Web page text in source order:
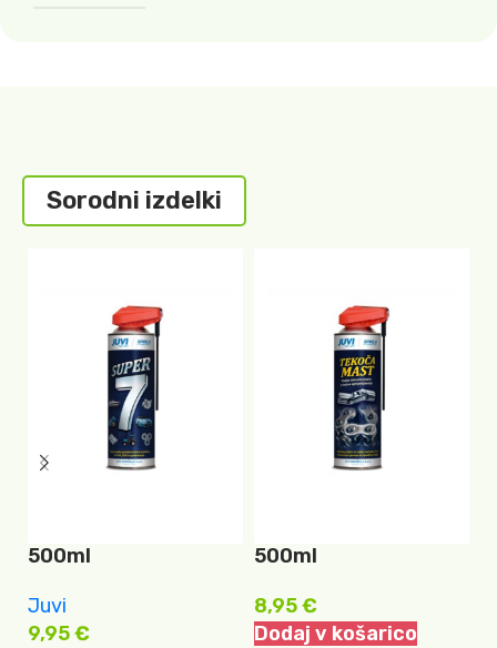
Sorodni izdelki
500ml
Juvi
9,95€
500ml
8,95€
Dodaj v košarico